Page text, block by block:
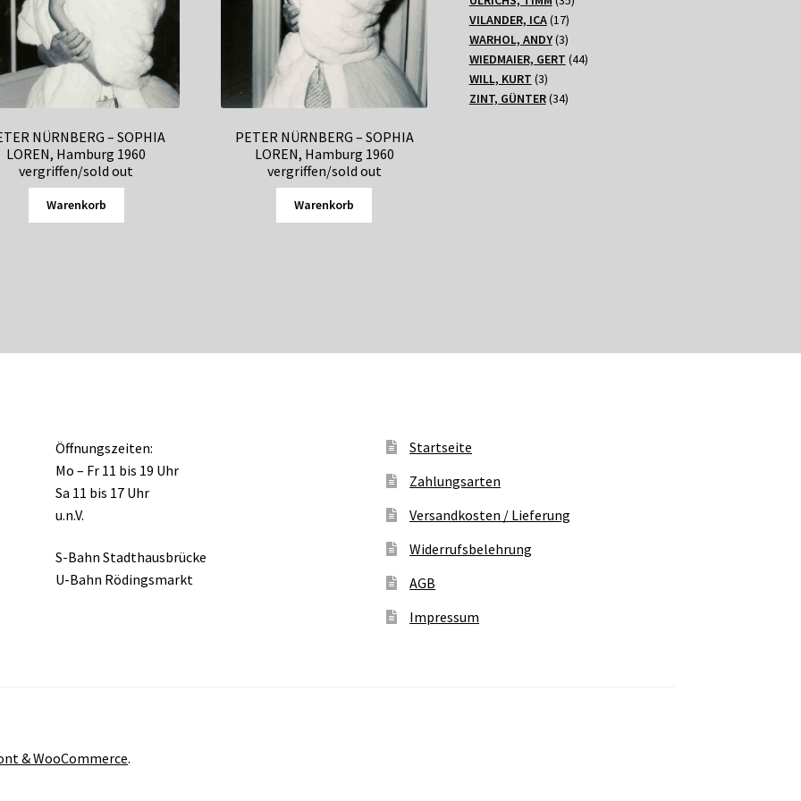
NÜRNBERG – SOPHIA
LOREN, Hamburg 1960
vergriffen/sold out
Warenkorb
PETER NÜRNBERG – SOPHIA
LOREN, Hamburg 1960
vergriffen/sold out
Warenkorb
VILANDER, ICA 1717
Produkte
WARHOL, ANDY 33
Produkte
WIEDMAIER, GERT 4444
WILL, KURT 33
Produkte
ZINT, GÜNTER 3434
Öffnungszeiten:
Mo – Fr 11 bis 19 Uhr
Sa 11 bis 17 Uhr
u.n.V.
S-Bahn Stadthausbrücke
U-Bahn Rödingsmarkt
Startseite
Zahlungsarten
Versandkosten / Lieferung
Widerrufsbelehrung
AGB
Impressum
& WooCommerce.